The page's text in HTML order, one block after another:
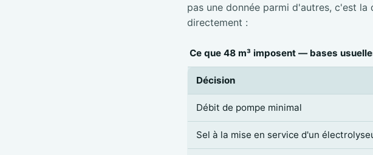
pas une donnée parmi d'autres, c'est
directement :
Ce que 48 m³ imposent — bases
Décision
Débit de pompe minimal
Sel à la mise en service d'un